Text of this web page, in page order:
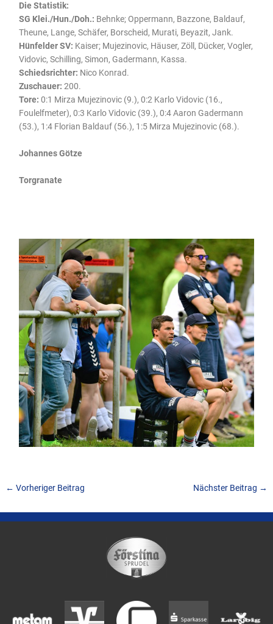
Die Statistik:
SG Klei./Hun./Doh.: Behnke; Oppermann, Bazzone, Baldauf,
Theune, Lange, Schäfer, Borscheid, Murati, Beyazit, Jank.
Hünfelder SV: Kaiser; Mujezinovic, Häuser, Zöll, Dücker, Vogler,
Vidovic, Schilling, Simon, Gadermann, Kassa.
Schiedsrichter: Nico Konrad.
Zuschauer:200.
Tore:0:1 Mirza Mujezinovic (9.), 0:2 Karlo Vidovic (16.,
Foulelfmeter), 0:3 Karlo Vidovic (39.), 0:4 Aaron Gadermann
(53.), 1:4 Florian Baldauf (56.), 1:5 Mirza Mujezinovic (68.).
Johannes Götze
Torgranate
← Vorheriger Beitrag Nächster Beitrag →